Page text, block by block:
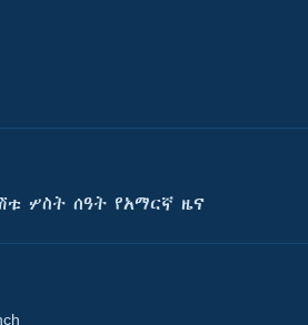
ሦስት ሰዓት የአማርኛ ዜና